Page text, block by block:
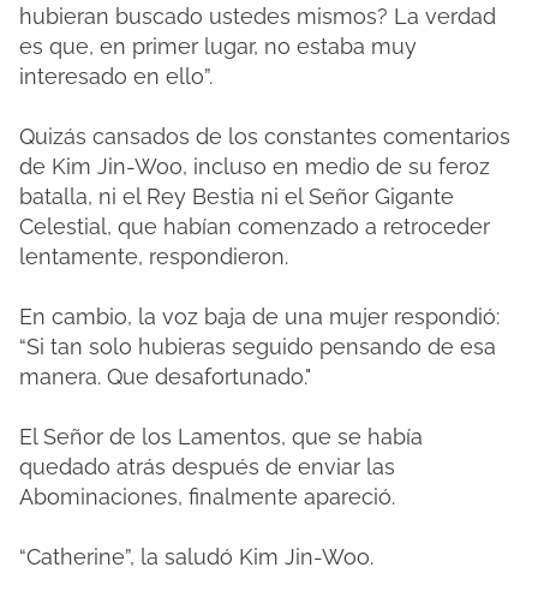
hubieran buscado ustedes mismos? La verdad
es que, en primer lugar, no estaba muy
interesado en ello”.
Quizás cansados ​​​​de los constantes comentarios
de Kim Jin-Woo, incluso en medio de su feroz
batalla, ni el Rey Bestia ni el Señor Gigante
Celestial, que habían comenzado a retroceder
lentamente, respondieron.
En cambio, la voz baja de una mujer respondió:
“Si tan solo hubieras seguido pensando de esa
manera. Que desafortunado."
El Señor de los Lamentos, que se había
quedado atrás después de enviar las
Abominaciones, finalmente apareció.
“Catherine”, la saludó Kim Jin-Woo.